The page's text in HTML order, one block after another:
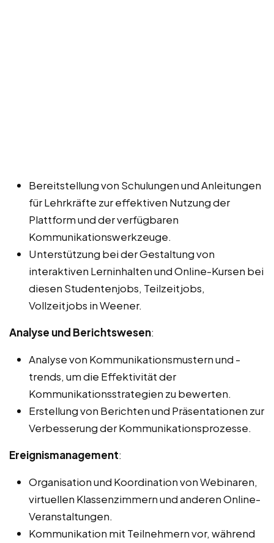
Bereitstellung von Schulungen und Anleitungen
für Lehrkräfte zur effektiven Nutzung der
Plattform und der verfügbaren
Kommunikationswerkzeuge.
Unterstützung bei der Gestaltung von
interaktiven Lerninhalten und Online-Kursen bei
diesen Studentenjobs, Teilzeitjobs,
Vollzeitjobs in Weener.
Analyse und Berichtswesen:
Analyse von Kommunikationsmustern und -
trends, um die Effektivität der
Kommunikationsstrategien zu bewerten.
Erstellung von Berichten und Präsentationen zur
Verbesserung der Kommunikationsprozesse.
Ereignismanagement:
Organisation und Koordination von Webinaren,
virtuellen Klassenzimmern und anderen Online-
Veranstaltungen.
Kommunikation mit Teilnehmern vor, während